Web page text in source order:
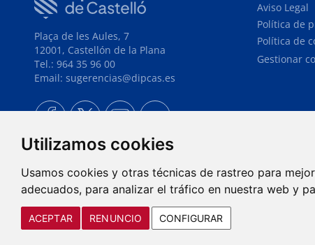
Utilizamos cookies
Usamos cookies y otras técnicas de rastreo para
adecuados, para analizar el tráfico en nuestra web y
ACEPTAR RENUNCIO CONFIGURAR
Plaça de les Aules, 7
12001, Castellón de la Plana
Tel.: 964 35 96 00
Email: sugerencias@dipcas.es
Aviso Legal
Política de
Política de
Gestionar